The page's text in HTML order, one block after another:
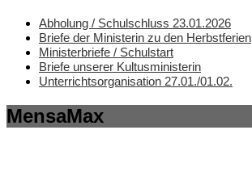
Abholung / Schulschluss 23.01.2026
Briefe der Ministerin zu den Herbstferien
Ministerbriefe / Schulstart
Briefe unserer Kultusministerin
Unterrichtsorganisation 27.01./01.02.
MensaMax